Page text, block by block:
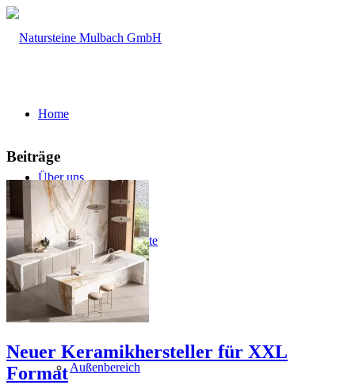
Home
Über uns
Firmengeschichte
Leistungsspektrum
Außenbereich
Beiträge
Neuer Keramikhersteller für XXL
Format